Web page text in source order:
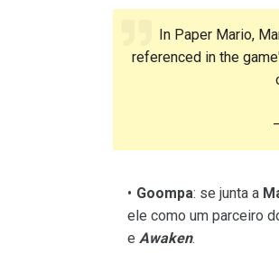
In Paper Mario,
referenced in the
Goompa: se junta a
ele como um parceiro
e Awaken.